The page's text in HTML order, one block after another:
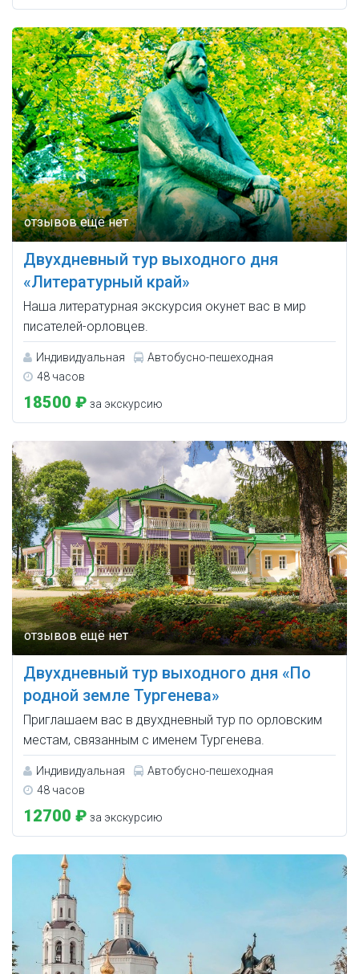
Двухдневный тур выходного дня
«Литературный край»
Наша литературная экскурсия окунет вас в мир
писателей-орловцев.
Индивидуальная
Автобусно-пешеходная
48 часов
18500 ₽ за экскурсию
Двухдневный тур выходного дня «По
родной земле Тургенева»
Приглашаем вас в двухдневный тур по орловским
местам, связанным с именем Тургенева.
Индивидуальная
Автобусно-пешеходная
48 часов
12700 ₽ за экскурсию